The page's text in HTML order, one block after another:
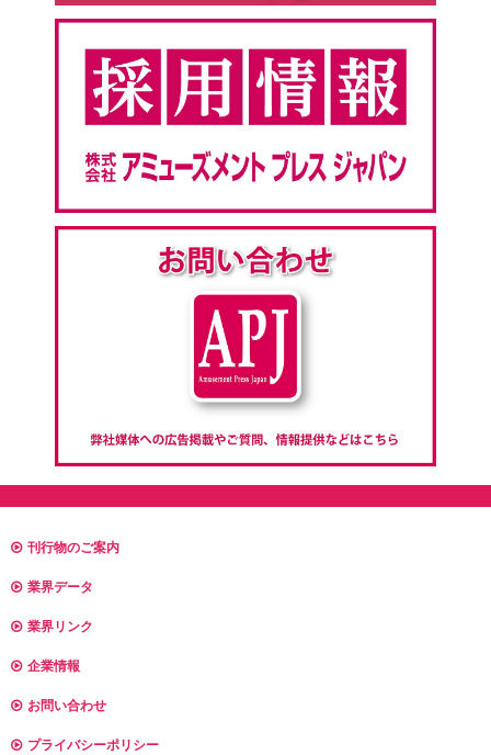
刊行物のご案内
業界データ
業界リンク
企業情報
お問い合わせ
プライバシーポリシー